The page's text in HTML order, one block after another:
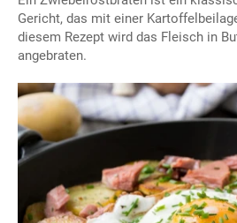
Gericht, das mit einer
diesem Rezept wird das Fleisch in
angebraten.